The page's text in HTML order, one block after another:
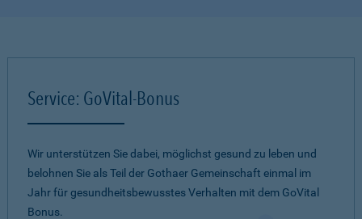
Service: GoVital-Bonus
Wir unterstützen Sie dabei, möglichst gesund zu leben und
belohnen Sie als Teil der Gothaer Gemeinschaft einmal im
Jahr für gesundheitsbewusstes Verhalten mit dem GoVital
Bonus.